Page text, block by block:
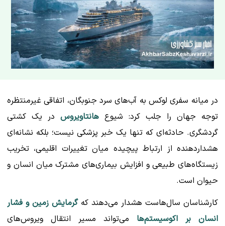
در میانه سفری لوکس به آب‌های سرد جنوبگان، اتفاقی غیرمنتظره
توجه جهان را جلب کرد: شیوع هانتاویروس در یک کشتی
گردشگری. حادثه‌ای که تنها یک خبر پزشکی نیست؛ بلکه نشانه‌ای
هشداردهنده از ارتباط پیچیده میان تغییرات اقلیمی، تخریب
زیستگاه‌های طبیعی و افزایش بیماری‌های مشترک میان انسان و
حیوان است.
کارشناسان سال‌هاست هشدار می‌دهند کهگرمایش زمین و فشار
انسان بر اکوسیستم‌ها می‌تواند مسیر انتقال ویروس‌های